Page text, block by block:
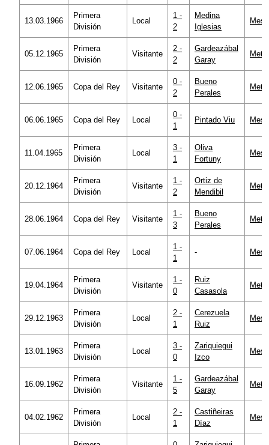
13.03.1966
Primera
División
Local
1 -
2
Medina
Iglesias
05.12.1965
Primera
División
Visitante
2 -
2
Gardeazábal
Garay
12.06.1965 Copa del Rey Visitante
0 -
2
Bueno
Perales
06.06.1965 Copa del Rey Local
0 -
1
Pintado Viu
11.04.1965
Primera
División
Local
3 -
1
Oliva
Fortuny
20.12.1964
Primera
División
Visitante
1 -
2
Ortiz de
Mendibil
28.06.1964 Copa del Rey Visitante
1 -
3
Bueno
Perales
07.06.1964 Copa del Rey Local
1 -
1
-
19.04.1964
Primera
División
Visitante
1 -
0
Ruiz
Casasola
29.12.1963
Primera
División
Local
2 -
1
Cerezuela
Ruiz
13.01.1963
Primera
División
Local
3 -
0
Zariquiegui
Izco
16.09.1962
Primera
División
Visitante
1 -
5
Gardeazábal
Garay
04.02.1962
Primera
División
Local
2 -
1
Castiñeiras
Díaz